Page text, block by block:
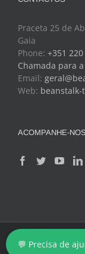
Praceta 25 de
Gaia
Phone: +351 220
Chamada para
Email:
Web: beanstalk-
ACOMPANHE-
Copyright
💬 Precisa de